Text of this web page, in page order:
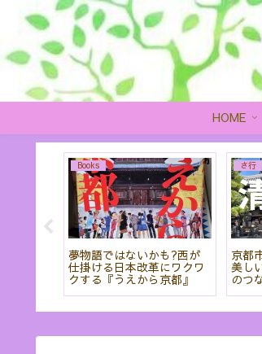
HOME
Books
夢物語ではないかも?西が
仕掛ける日本改革にワクワ
クする『うえから京都』
さ行
京都
美し
のつ